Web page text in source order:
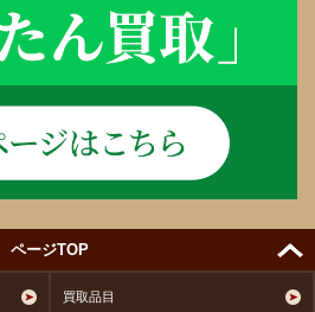
ページTOP
買取品目